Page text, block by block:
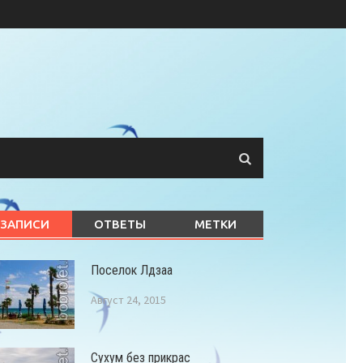
ЗАПИСИ ОТВЕТЫ МЕТКИ
Поселок Лдзаа
Август 24, 2015
Сухум без прикрас